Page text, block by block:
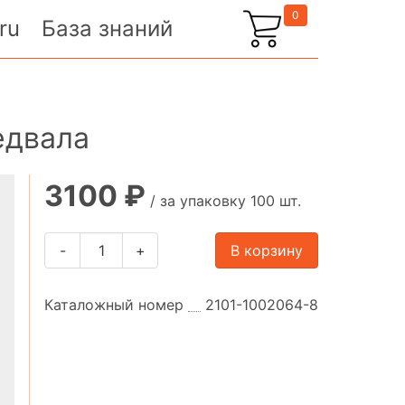
База знаний
0
3100 ₽ / за упаковку 100 шт.
- + В корзину
Каталожный номер 2101-1002064-8